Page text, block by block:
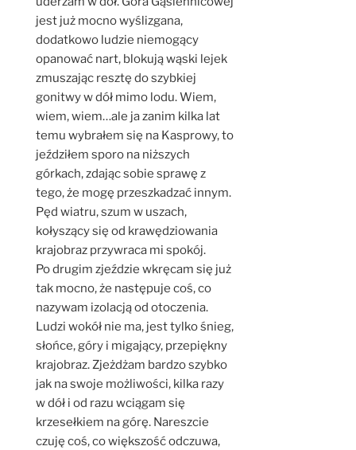
jest już mocno wyślizgana,
dodatkowo ludzie niemogący
opanować nart, blokują wąski lejek
zmuszając resztę do szybkiej
gonitwy w dół mimo lodu. Wiem,
wiem, wiem…ale ja zanim kilka lat
temu wybrałem się na Kasprowy, to
jeździłem sporo na niższych
górkach, zdając sobie sprawę z
tego, że mogę przeszkadzać innym.
Pęd wiatru, szum w uszach,
kołyszący się od krawędziowania
krajobraz przywraca mi spokój.
Po drugim zjeździe wkręcam się już
tak mocno, że następuje coś, co
nazywam izolacją od otoczenia.
Ludzi wokół nie ma, jest tylko śnieg,
słońce, góry i migający, przepiękny
krajobraz. Zjeżdżam bardzo szybko
jak na swoje możliwości, kilka razy
w dół i od razu wciągam się
krzesełkiem na górę. Nareszcie
czuję coś, co większość odczuwa,